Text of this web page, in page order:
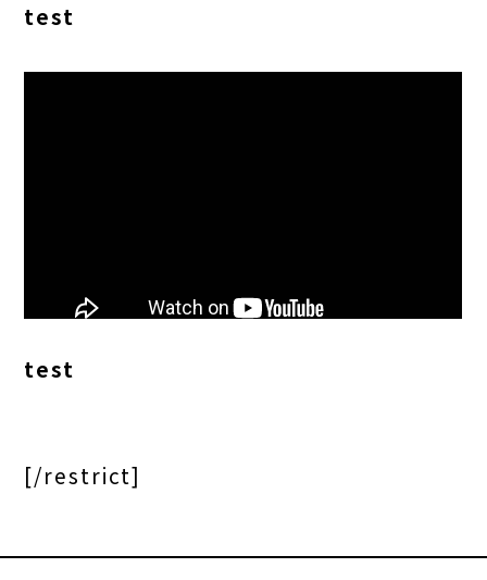
test
test
[/restrict]